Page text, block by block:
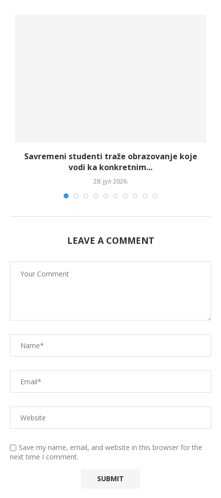
Savremeni studenti traže obrazovanje koje
vodi ka konkretnim...
28. јул 2026.
LEAVE A COMMENT
Save my name, email, and website in this browser for the
next time I comment.